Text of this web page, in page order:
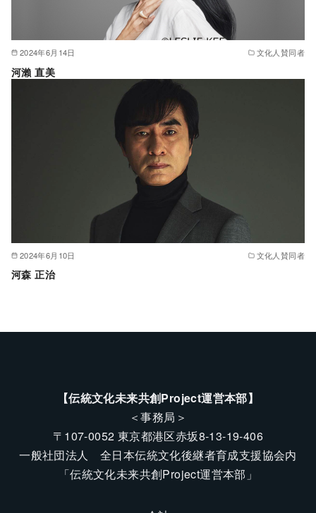
2024年6月14日 文化人賛同者
河瀨 直美
2024年6月10日 文化人賛同者
河森 正治
【伝統文化未来共創Project運営本部】
＜事務局＞
〒107-0052 東京都港区赤坂8-13-19-406
一般社団法人 全日本伝統文化後継者育成支援協会内
「伝統文化未来共創Project運営本部」